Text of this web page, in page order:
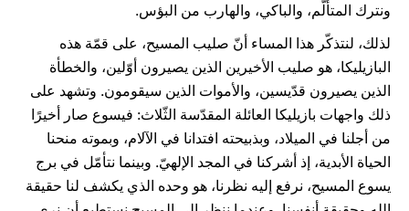
ونترك المتألّم، والباكي، والهارب من البؤس.
لذلك، لنتذكّر هذا المساء أنّ صليب المسيح، على قمّة هذه
البازيليكا، هو صليب الأخيرين الذين يصيرون أوّلين، والخطأة
الذين يصيرون قدّيسين، والأموات الذين سيقومون. وتشهد على
ذلك واجهات بازيليكا العائلة المقدّسة الثّلاث: فيسوع صار أخيرًا
من أجلنا في الميلاد، وبذبيحته افتدانا في الآلام، وبموته منحنا
الحياة الأبدية، إذ أشركنا في المجد الإلهيّ. وبينما نتأمّل في برج
يسوع المسيح، نرفع إليه نظرنا، هو وحده الذي يكشف لنا حقيقة